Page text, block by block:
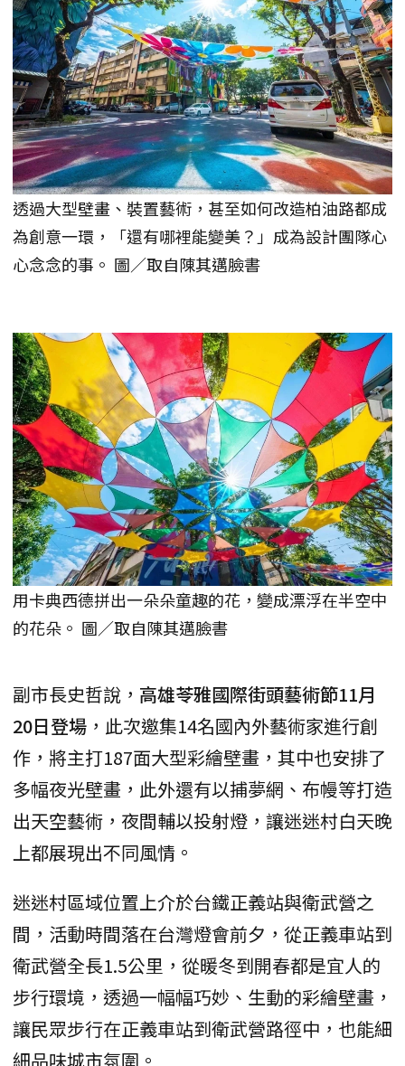
透過大型壁畫、裝置藝術，甚至如何改造柏油路都成
為創意一環，「還有哪裡能變美？」成為設計團隊心
心念念的事。 圖／取自陳其邁臉書
用卡典西德拼出一朵朵童趣的花，變成漂浮在半空中
的花朵。 圖／取自陳其邁臉書
副市長史哲說， 高雄苓雅國際街頭藝術節11月
20日登場 ，此次邀集14名國內外藝術家進行創
作，將主打187面大型彩繪壁畫，其中也安排了
多幅夜光壁畫，此外還有以捕夢網、布幔等打造
出天空藝術，夜間輔以投射燈，讓迷迷村白天晚
上都展現出不同風情。
迷迷村區域位置上介於台鐵正義站與衛武營之
間，活動時間落在台灣燈會前夕，從正義車站到
衛武營全長1.5公里，從暖冬到開春都是宜人的
步行環境，透過一幅幅巧妙、生動的彩繪壁畫，
讓民眾步行在正義車站到衛武營路徑中，也能細
細品味城市氛圍。